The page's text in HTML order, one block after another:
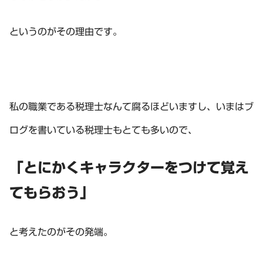
というのがその理由です。
私の職業である税理士なんて腐るほどいますし、いまはブ
ログを書いている税理士もとても多いので、
「とにかくキャラクターをつけて覚え
てもらおう」
と考えたのがその発端。